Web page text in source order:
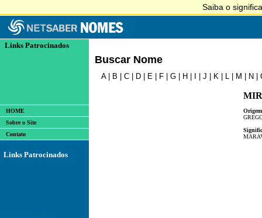
Links Patrocinados
HOME
Sobre o Site
Contato
Links Patrocinados
Buscar Nome
A| B C D E F G H J K L M N